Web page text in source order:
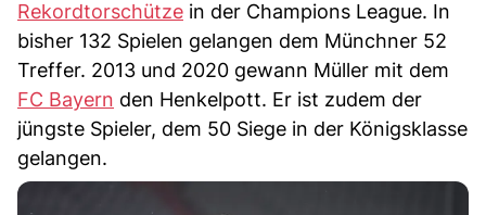
Rekordtorschütze in der Champions League. In
bisher 132 Spielen gelangen dem Münchner 52
Treffer. 2013 und 2020 gewann Müller mit dem
FC Bayern den Henkelpott. Er ist zudem der
jüngste Spieler, dem 50 Siege in der Königsklasse
gelangen.